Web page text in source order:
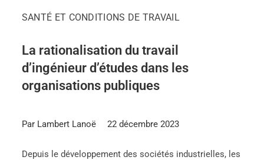
SANTÉ ET CONDITIONS DE TRAVAIL
La rationalisation du travail
d’ingénieur d’études dans les
organisations publiques
Par Lambert Lanoë 22 décembre 2023
Depuis le développement des sociétés industrielles, les